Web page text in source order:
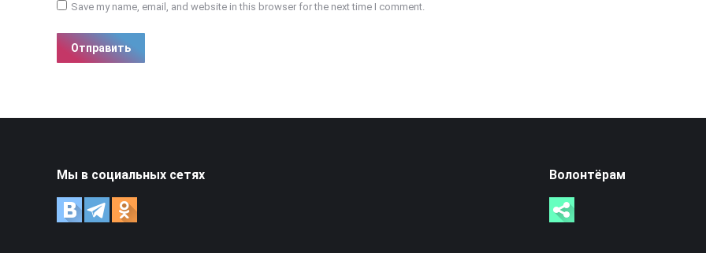
Save my name, email, and website in this browser for the next time I comment.
Отправить
Мы в социальных сетях Волонтёрам